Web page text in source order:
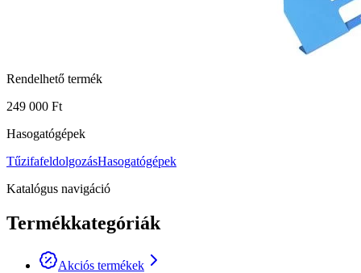
Rendelhető termék
249 000 Ft
Hasogatógépek
TűzifafeldolgozásHasogatógépek
Katalógus navigáció
Termékkategóriák
Akciós termékek